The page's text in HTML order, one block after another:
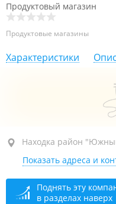
Продуктовый магазин
Продуктовые магазины
Характеристики
Находка, район
1-й этаж
сегодня закрыто
Находка район
Показать адреса и
Поднять эту
в разделах наверх